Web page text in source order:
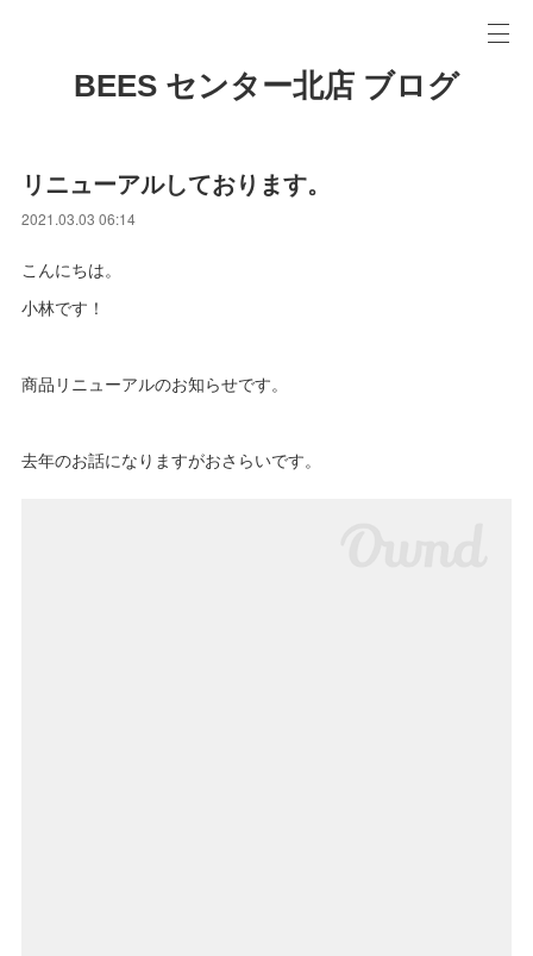
BEES センター北店 ブログ
リニューアルしております。
2021.03.03 06:14
こんにちは。
小林です！
商品リニューアルのお知らせです。
去年のお話になりますがおさらいです。